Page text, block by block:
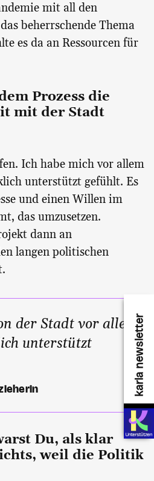
karla newsletter
mit all den
beherrschende Thema
es da an Ressourcen für
Prozess die
mit der Stadt
Ich habe mich vor allem
unterstützt gefühlt. Es
und einen Willen im
das umzusetzen.
dann an
langen politischen
der Stadt vor allem
unterstützt
Du, als klar
weil die Politik